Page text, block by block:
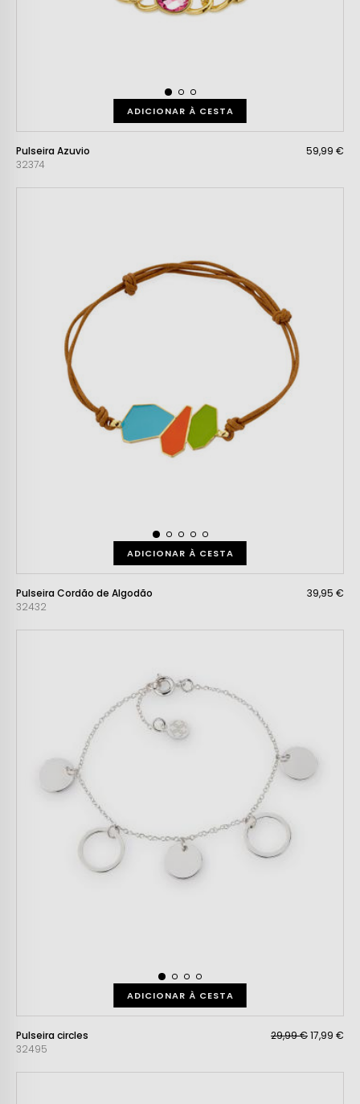
ADICIONAR À CESTA
Pulseira Azuvio
32374
59,99 €
ADICIONAR À CESTA
Pulseira Cordão de Algodão
32432
39,95 €
ADICIONAR À CESTA
Pulseira circles
32495
29,99 €17,99 €